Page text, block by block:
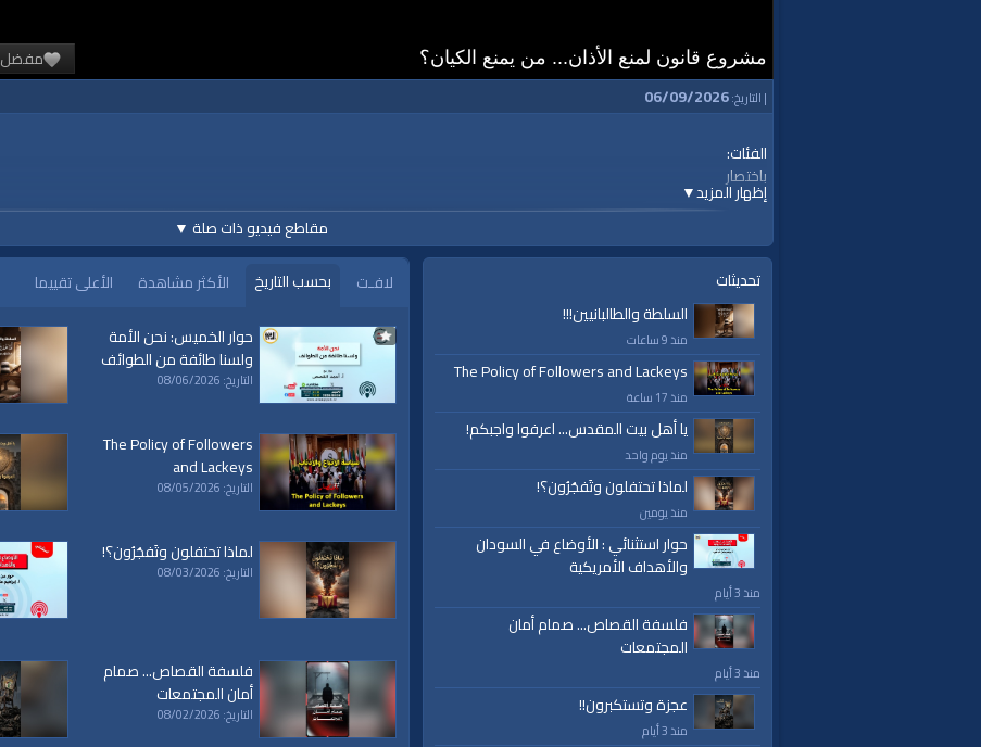
مفضل
مشروع قانون لمنع الأذان... من يمنع الكيان؟
| التاريخ:06/09/2026
إظهار المزيد▼
الفئات:
باختصار
برامج الواقية
مقاطع فيديو ذات صلة ▼
تحديثات
السلطة والطالبانيين!!!
منذ 9 ساعات
The Policy of Followers and Lackeys
منذ 17 ساعة
يا أهل بيت المقدس... اعرفوا واجبكم!
منذ يوم واحد
لماذا تحتفلون وتَفجُرُون؟!
منذ يومين
حوار استثنائي : الأوضاع في السودان
والأهداف الأمريكية
منذ 3 أيام
فلسفة القصاص... صمام أمان
المجتمعات
منذ 3 أيام
عجزة وتستكبرون!!
منذ 3 أيام
لافـت بحسب التاريخ الأكثر مشاهدة
الأعلى تقييما
حوار الخميس: نحن الأمة
ولسنا طائفة من الطوائف
التاريخ: 08/06/2026
The Policy of Followers
and Lackeys
التاريخ: 08/05/2026
لماذا تحتفلون وتَفجُرُون؟!
التاريخ: 08/03/2026
فلسفة القصاص... صمام
أمان المجتمعات
التاريخ: 08/02/2026